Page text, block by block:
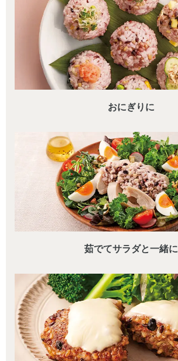
おにぎりに
茹でてサラダと一緒に